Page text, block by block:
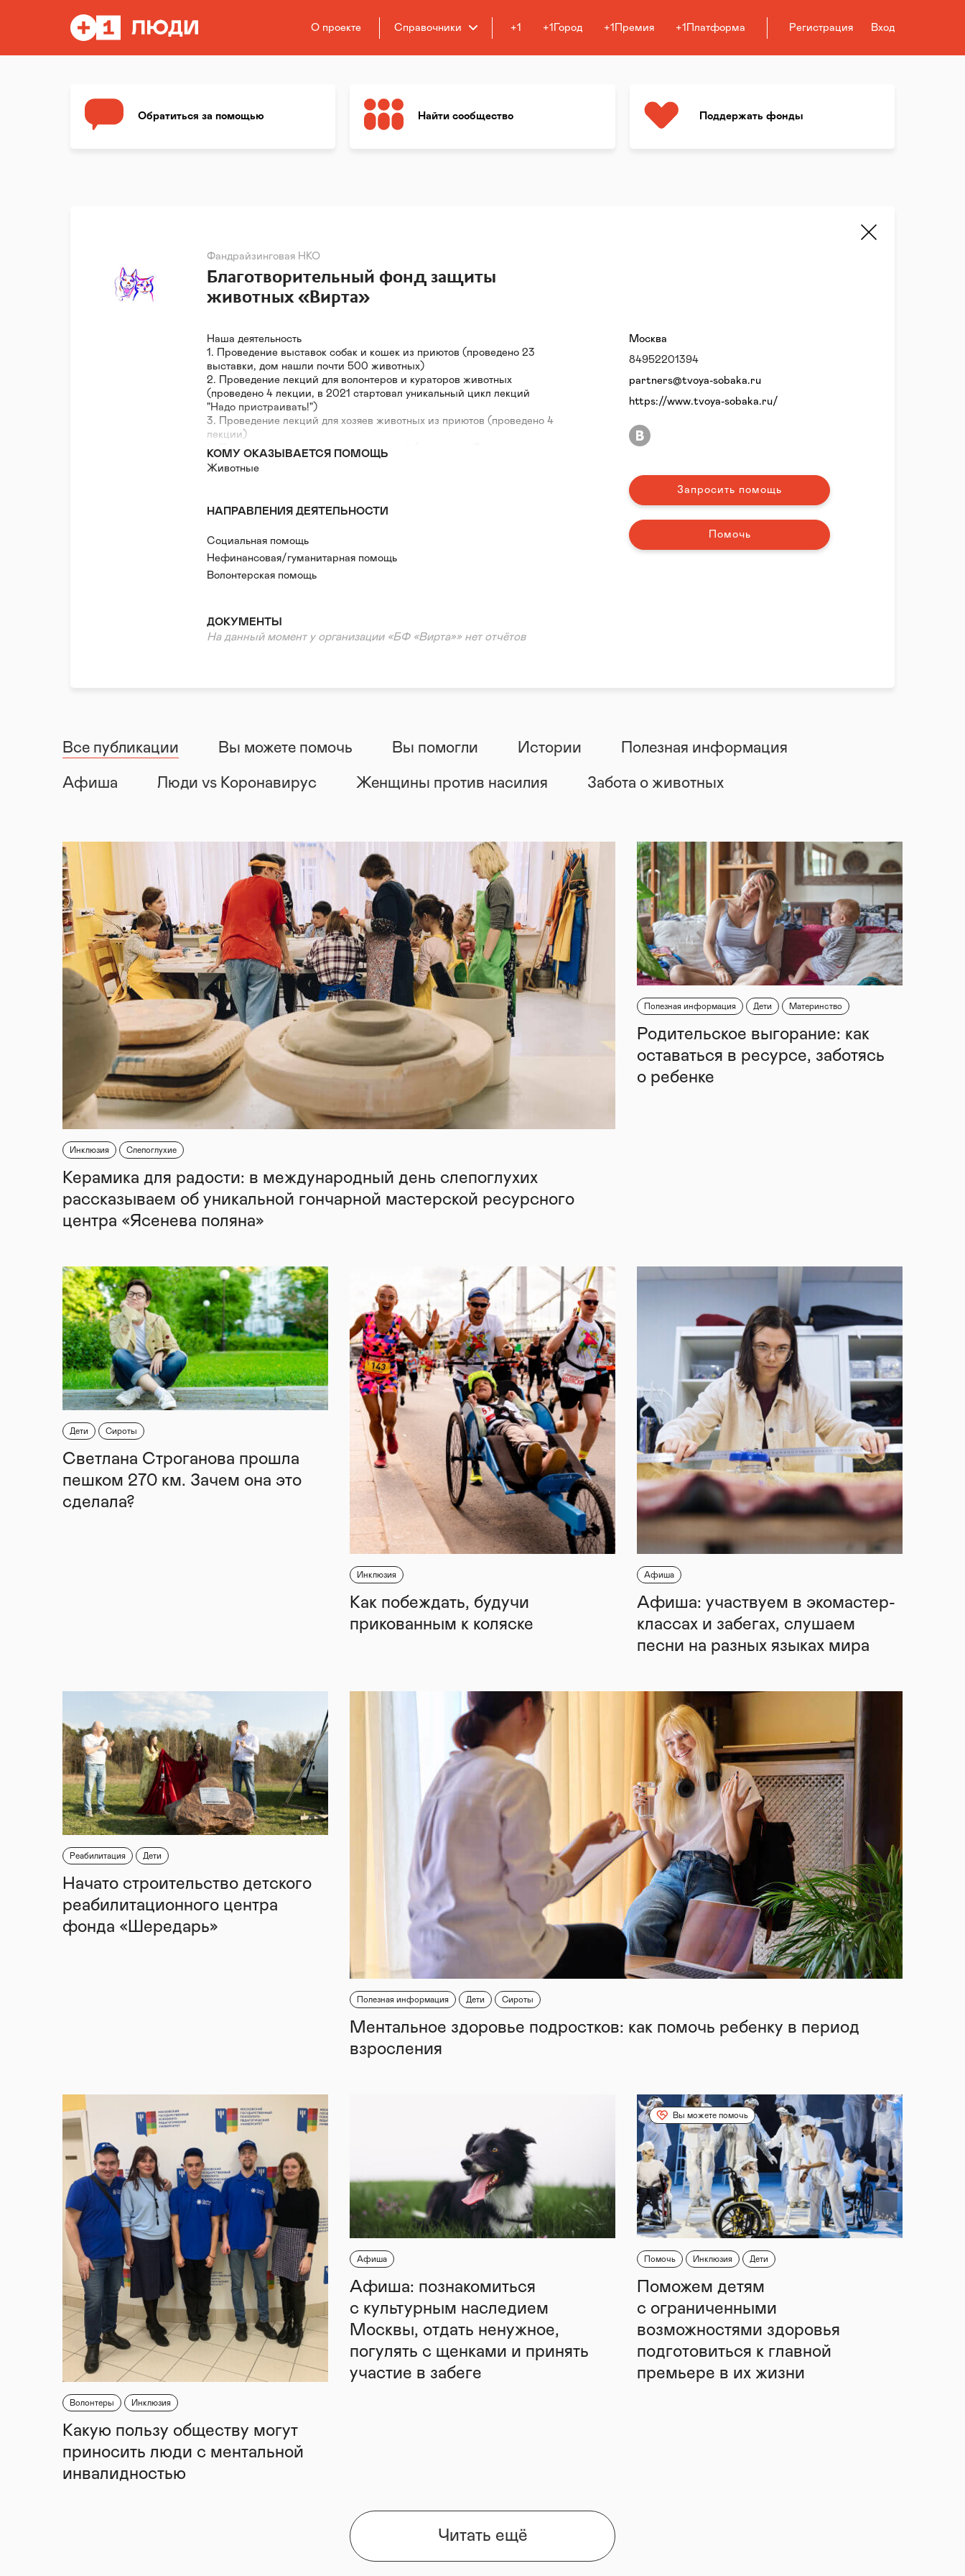
О проекте Справочники +1 +1Город +1Премия +1Платформа Регистрация Вход
Обратиться за помощью Найти сообщество Поддержать фонды
Фандрайзинговая НКО
Благотворительный фонд защиты
животных «Вирта»
Наша деятельность
1. Проведение выставок собак и кошек из приютов (проведено 23
выставки, дом нашли почти 500 животных)
2. Проведение лекций для волонтеров и кураторов животных
(проведено 4 лекции, в 2021 стартовал уникальный цикл лекций
"Надо пристраивать!")
3. Проведение лекций для хозяев животных из приютов (проведено 4
лекции)
4. Проведение уроков доброты для детей (проведено 3 урока
доброты)
Наши программы
2. "Надо пристраивать!" Лекции и уроки доброты
3. "Надо помогать!" Помощь приютам
4. "Надо лечить и стерилизовать!" Лечение и стерилизация
КОМУ ОКАЗЫВАЕТСЯ ПОМОЩЬ
Животные
НАПРАВЛЕНИЯ ДЕЯТЕЛЬНОСТИ
Социальная помощь
Нефинансовая/гуманитарная помощь
Волонтерская помощь
ДОКУМЕНТЫ
На данный момент у организации «БФ «Вирта»» нет отчётов
Москва
84952201394
partners@tvoya-sobaka.ru
https://www.tvoya-sobaka.ru/
Запросить помощь
Помочь
Все публикации Вы можете помочь Вы помогли Истории Полезная информация
Афиша Люди vs Коронавирус Женщины против насилия Забота о животных
Инклюзия Слепоглухие
Керамика для радости: в международный день слепоглухих
рассказываем об уникальной гончарной мастерской ресурсного
центра «Ясенева поляна»
Полезная информация Дети Материнство
Родительское выгорание: как
оставаться в ресурсе, заботясь
о ребенке
Дети Сироты
Светлана Строганова прошла
пешком 270 км. Зачем она это
сделала?
Инклюзия
Как побеждать, будучи
прикованным к коляске
Афиша
Афиша: участвуем в экомастер-
классах и забегах, слушаем
песни на разных языках мира
Реабилитация Дети
Начато строительство детского
реабилитационного центра
фонда «Шередарь»
Полезная информация Дети Сироты
Ментальное здоровье подростков: как помочь ребенку в период
взросления
Волонтеры Инклюзия
Какую пользу обществу могут
приносить люди с ментальной
инвалидностью
Афиша
Афиша: познакомиться
с культурным наследием
Москвы, отдать ненужное,
погулять с щенками и принять
участие в забеге
Вы можете помочь
Помочь Инклюзия Дети
Поможем детям
с ограниченными
возможностями здоровья
подготовиться к главной
премьере в их жизни
Читать ещё